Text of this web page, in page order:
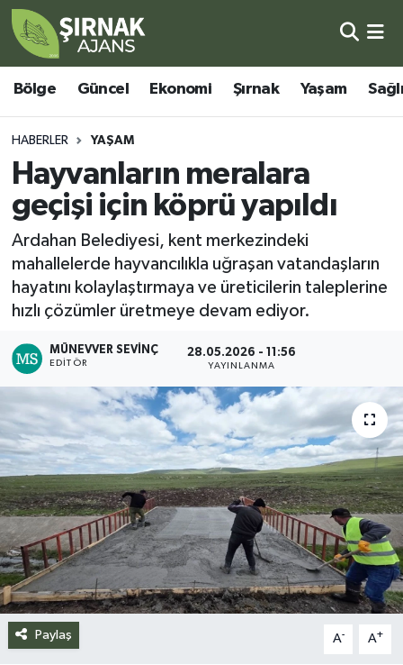
Bölge Güncel Ekonomi Şırnak Yaşam
HABERLER YAŞAM
Hayvanların meralara
geçişi için köprü yapıldı
Ardahan Belediyesi, kent merkezindeki
mahallelerde hayvancılıkla uğraşan vatandaşların
hayatını kolaylaştırmaya ve üreticilerin taleplerine
hızlı çözümler üretmeye devam ediyor.
MÜNEVVER SEVINÇ
EDITÖR
28.05.2026 - 11:56
YAYINLANMA
Paylaş A- A+
Bölge
Güncel
Şırnak
Sağlık
Eğitim
Kültür - Sanat
Siyaset
Spor
Teknoloji
Yazarlar
Şırnak Nöbetçi Eczaneler
Şırnak Hava Durumu
Şirnak Namaz Vakitleri
Şırnak Trafik Yoğunluk Haritası
Süper Lig Puan Durumu ve Fikstür
Tüm Manşetler
Son Dakika Haberleri
Haber Arşivi